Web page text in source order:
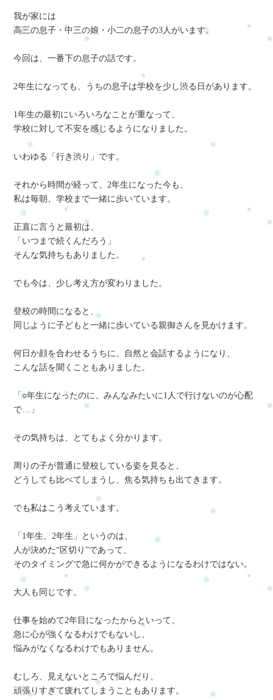
我が家には
高三の息子・中三の娘・小二の息子の3人がいます。
今回は、一番下の息子の話です。
2年生になっても、うちの息子は学校を少し渋る日があります。
1年生の最初にいろいろなことが重なって、
学校に対して不安を感じるようになりました。
いわゆる「行き渋り」です。
それから時間が経って、2年生になった今も、
私は毎朝、学校まで一緒に歩いています。
正直に言うと最初は、
「いつまで続くんだろう」
そんな気持ちもありました。
でも今は、少し考え方が変わりました。
登校の時間になると、
同じように子どもと一緒に歩いている親御さんを見かけます。
何日か顔を合わせるうちに、自然と会話するようになり、
こんな話を聞くこともありました。
「○年生になったのに、みんなみたいに1人で行けないのが心配
で…」
その気持ちは、とてもよく分かります。
周りの子が普通に登校している姿を見ると、
どうしても比べてしまうし、焦る気持ちも出てきます。
でも私はこう考えています。
「1年生、2年生」というのは、
人が決めた“区切り”であって、
そのタイミングで急に何かができるようになるわけではない。
大人も同じです。
仕事を始めて2年目になったからといって、
急に心が強くなるわけでもないし、
悩みがなくなるわけでもありません。
むしろ、見えないところで悩んだり、
頑張りすぎて疲れてしまうこともあります。